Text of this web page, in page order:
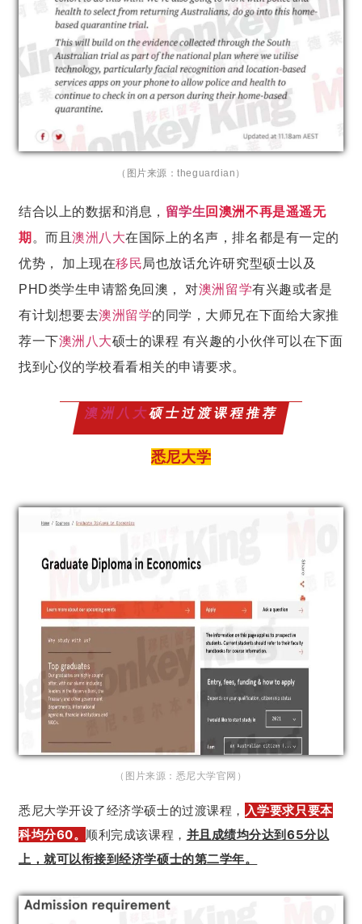
（图片来源：theguardian）
结合以上的数据和消息， 留学生 回澳洲不再是遥遥无
期 。而且澳洲八大在国际上的名声，排名都是有一定的
优势， 加上现在移民局也放话允许研究型硕士以及
PHD类学生申请豁免回澳， 对澳洲留学有兴趣或者是
有计划想要去澳洲留学的同学，大师兄在下面给大家推
荐一下澳洲八大硕士的课程 有兴趣的小伙伴可以在下面
找到心仪的学校看看相关的申请要求。
澳洲八大硕士过渡课程推荐
悉尼大学
（图片来源：悉尼大学官网）
悉尼大学开设了经济学硕士的过渡课程， 入学要求只要本
科均分60。 顺利完成该课程， 并且成绩均分达到65分以
上，就可以衔接到经济学硕士的第二学年。